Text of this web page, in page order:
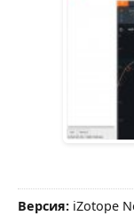
Версия: iZotope